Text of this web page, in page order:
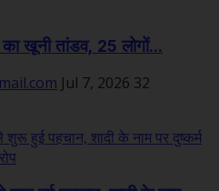
खूनी तांडव, 25 लोगों...
Jul 7, 2026 32